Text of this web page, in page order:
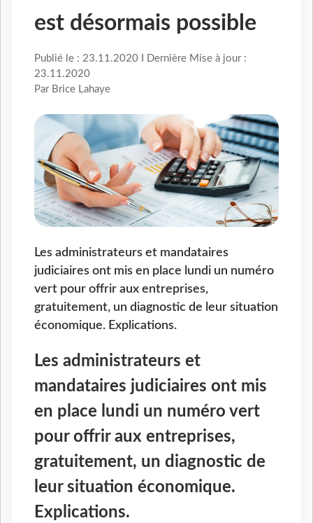
est désormais possible
Publié le : 23.11.2020 I Dernière Mise à jour :
23.11.2020
Par Brice Lahaye
Les administrateurs et mandataires
judiciaires ont mis en place lundi un numéro
vert pour offrir aux entreprises,
gratuitement, un diagnostic de leur situation
économique. Explications.
Les administrateurs et
mandataires judiciaires ont mis
en place lundi un numéro vert
pour offrir aux entreprises,
gratuitement, un diagnostic de
leur situation économique.
Explications.